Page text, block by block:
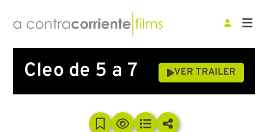
Cleo de 5 a 7 VER TRAILER